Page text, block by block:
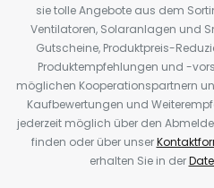
sie tolle Angebote aus dem
Ventilatoren, Solaranlagen und
Gutscheine, Produktpreis-
Produktempfehlungen und -
möglichen Kooperationspartnern
Kaufbewertungen und
jederzeit möglich über den
finden oder über unser
erhalten Sie in der